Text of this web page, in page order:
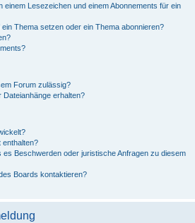
Lesezeichen und einem Abonnements für ein
Thema setzen oder ein Thema abonnieren?
Forum zulässig?
Dateianhänge erhalten?
enthalten?
es Beschwerden oder juristische Anfragen zu diesem
Boards kontaktieren?